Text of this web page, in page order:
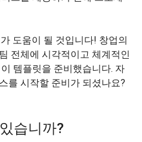
도움이 될 것입니다! 창업의
전체에 시각적이고 체계적인
템플릿을 준비했습니다. 자
를 시작할 준비가 되셨나요?
습니까?